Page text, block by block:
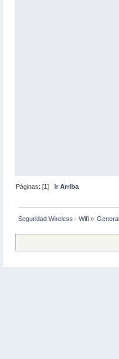
Páginas: [1] Ir Arriba
Seguridad Wireless - Wifi » General